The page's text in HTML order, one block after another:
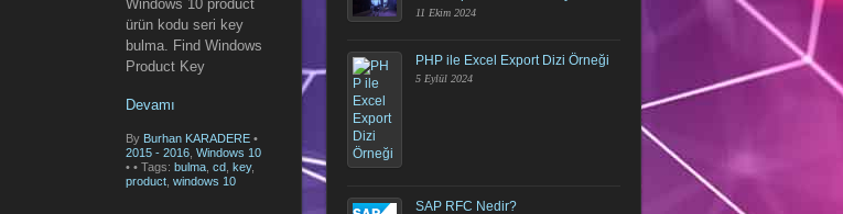
Windows 10 product
ürün kodu seri key
bulma. Find Windows
Product Key
Devamı
By Burhan KARADERE •
2015 - 2016 Windows 10
• • Tags: bulma cd key,
product windows 10
11 Ekim 2024
PHP ile Excel Export Dizi Örneği
5 Eylül 2024
SAP RFC Nedir?